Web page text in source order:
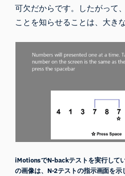
可欠だからです。したがって
ことを知らせることは、大き
iMotionsでN-backテストを実行して
の画像は、N-2テストの指示画面を示